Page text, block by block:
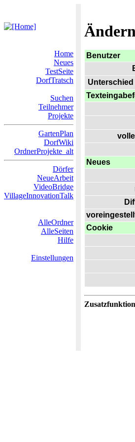
Home
Neues
TestSeite
DorfTratsch
Suchen
Teilnehmer
Projekte
GartenPlan
DorfWiki
OrdnerProjekte_alt
Dörfer
NeueArbeit
VideoBridge
VillageInnovationTalk
AlleOrdner
AlleSeiten
Hilfe
Einstellungen
Benutzer
Neues
Cookie